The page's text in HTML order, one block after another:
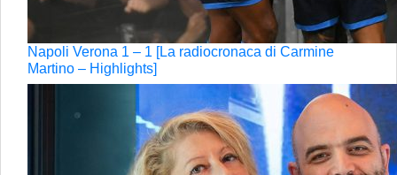
Napoli Verona 1 – 1 [La radiocronaca di Carmine
Martino – Highlights]